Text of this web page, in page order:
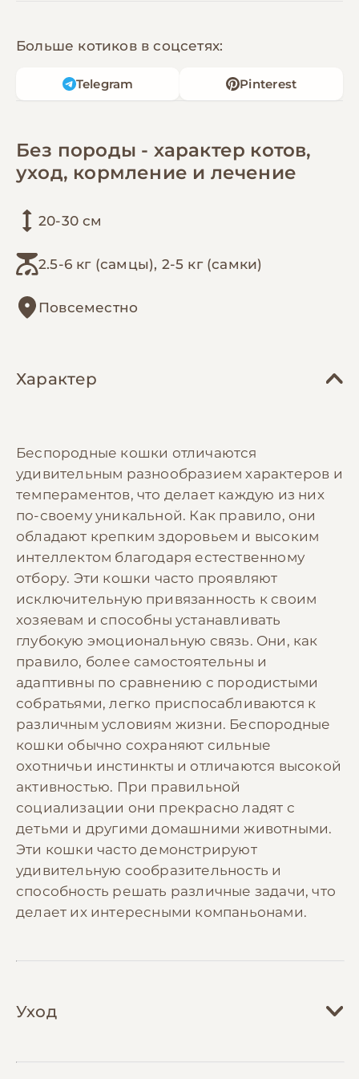
Больше котиков в соцсетях:
Telegram Pinterest
Без породы - характер котов,
уход, кормление и лечение
20-30 см
2.5-6 кг (самцы), 2-5 кг (самки)
Повсеместно
Характер
Беспородные кошки отличаются
удивительным разнообразием характеров и
темпераментов, что делает каждую из них
по-своему уникальной. Как правило, они
обладают крепким здоровьем и высоким
интеллектом благодаря естественному
отбору. Эти кошки часто проявляют
исключительную привязанность к своим
хозяевам и способны устанавливать
глубокую эмоциональную связь. Они, как
правило, более самостоятельны и
адаптивны по сравнению с породистыми
собратьями, легко приспосабливаются к
различным условиям жизни. Беспородные
кошки обычно сохраняют сильные
охотничьи инстинкты и отличаются высокой
активностью. При правильной
социализации они прекрасно ладят с
детьми и другими домашними животными.
Эти кошки часто демонстрируют
удивительную сообразительность и
способность решать различные задачи, что
делает их интересными компаньонами.
Уход